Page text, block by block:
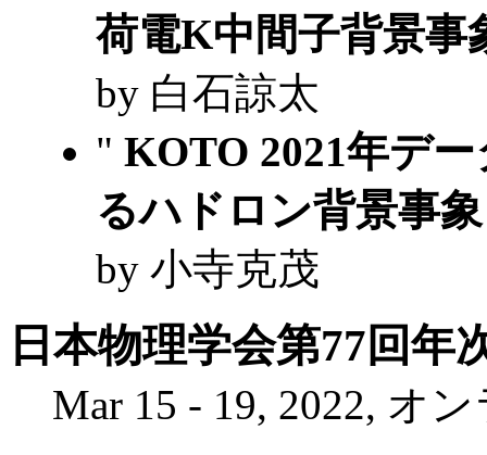
荷電K中間子背景
by 白石諒太
" KOTO 2021年デ
るハドロン背景事
by 小寺克茂
日本物理学会第77回年
Mar 15 - 19, 2022, オ